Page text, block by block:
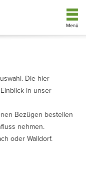
Die hier
in unser
Bezügen bestellen
nehmen.
oder Walldorf.